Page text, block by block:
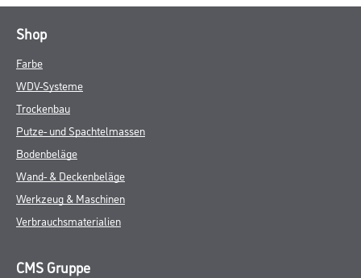
Shop
Farbe
WDV-Systeme
Trockenbau
Putze- und Spachtelmassen
Bodenbeläge
Wand- & Deckenbeläge
Werkzeug & Maschinen
Verbrauchsmaterialien
CMS Gruppe